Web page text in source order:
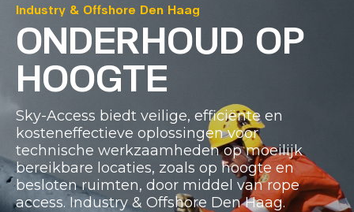
Industry & Offshore Den Haag
ONDERHOUD OP
HOOGTE
Sky-Access biedt veilige, efficiënte en
kosteneffectieve oplossingen voor
technische werkzaamheden op moeilijk
bereikbare locaties, zoals op hoogte en
besloten ruimten, door middel van rope
access. Industry & Offshore Den Haag.